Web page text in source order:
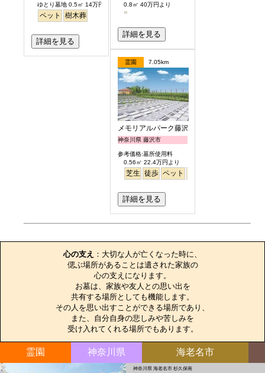
ゆとり墓地 0.5㎡ 14万円より
ペット 樹木葬
詳細を見る
0.8㎡ 40万円より
詳細を見る
霊園 7.05km
メモリアルパーク藤沢
神奈川県 藤沢市
参考価格:墓所使用料
0.56㎡ 22.4万円より
芝生 徒歩 ペット
詳細を見る
心の支え ：大切な人が亡くなった時に、
偲ぶ場所があることは遺された家族の
心の支えになります。
お墓は、家族や友人との思い出を
共有する場所としても機能します。
その人を思い出すことができる場所であり、
また、自分自身の悲しみや苦しみを
受け入れてくれる場所でもあります。
霊園 神奈川県 海老名市
神奈川県 海老名市 杉久保南